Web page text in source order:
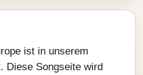
ist in unserem
Diese Songseite wird